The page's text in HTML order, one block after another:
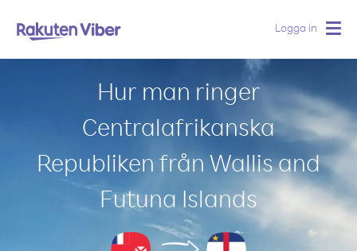
Logga in
Hur man ringer
Centralafrikanska
Republiken från Wallis and
Futuna Islands